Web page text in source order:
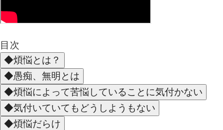
目次
◆煩悩とは？
◆愚痴、無明とは
◆煩悩によって苦悩していることに気付かない
◆気付いていてもどうしようもない
◆煩悩だらけ